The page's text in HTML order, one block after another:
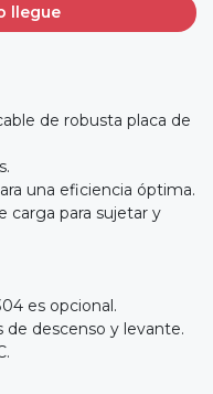
llegue
de robusta placa de
una eficiencia óptima.
carga para sujetar y
es opcional.
de descenso y levante.